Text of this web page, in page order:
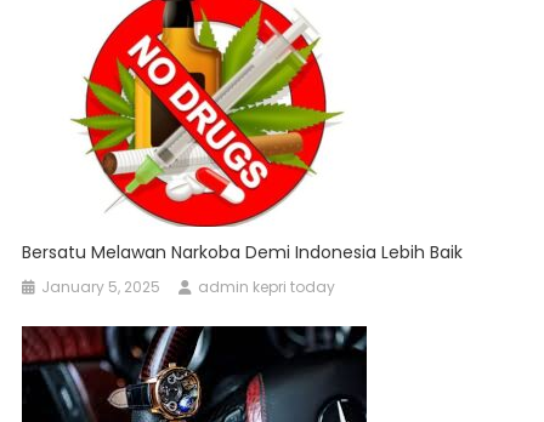
Bersatu Melawan Narkoba Demi Indonesia Lebih Baik
January 5, 2025 admin kepri today